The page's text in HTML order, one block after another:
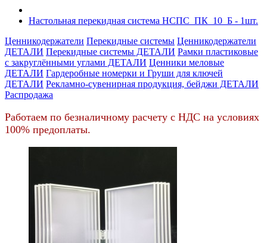
Настольная перекидная система НСПС_ПК_10_Б - 1шт.
Ценникодержатели Перекидные системы Ценникодержатели
ДЕТАЛИ Перекидные системы ДЕТАЛИ Рамки пластиковые
c закруглёнными углами ДЕТАЛИ Ценники меловые
ДЕТАЛИ Гардеробные номерки и Груши для ключей
ДЕТАЛИ Рекламно-сувенирная продукция, бейджи ДЕТАЛИ
Распродажа
Работаем по безналичному расчету с НДС на условиях
100% предоплаты.